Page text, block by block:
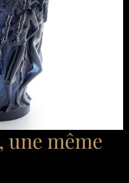
une même